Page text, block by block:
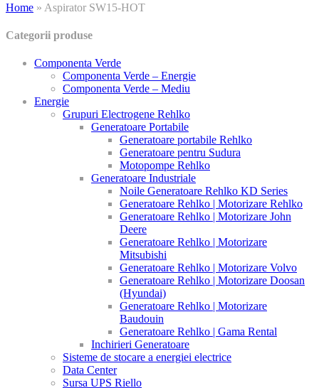
Home » Aspirator SW15-HOT
Categorii produse
Componenta Verde
Componenta Verde – Energie
Componenta Verde – Mediu
Energie
Grupuri Electrogene Rehlko
Generatoare Portabile
Generatoare portabile Rehlko
Generatoare pentru Sudura
Motopompe Rehlko
Generatoare Industriale
Noile Generatoare Rehlko KD Series
Generatoare Rehlko | Motorizare Rehlko
Generatoare Rehlko | Motorizare John
Deere
Generatoare Rehlko | Motorizare
Mitsubishi
Generatoare Rehlko | Motorizare Volvo
Generatoare Rehlko | Motorizare Doosan
(Hyundai)
Generatoare Rehlko | Motorizare
Baudouin
Generatoare Rehlko | Gama Rental
Inchirieri Generatoare
Sisteme de stocare a energiei electrice
Data Center
Sursa UPS Riello